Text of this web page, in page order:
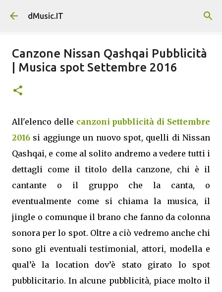
Passa ai contenuti principali
dMusic.IT
Canzone Nissan Qashqai Pubblicità
| Musica spot Settembre 2016
All'elenco delle canzoni pubblicità di Settembre
2016 si aggiunge un nuovo spot, quelli di Nissan
Qashqai, e come al solito andremo a vedere tutti i
dettagli come il titolo della canzone, chi è il
cantante o il gruppo che la canta, o
eventualmente come si chiama la musica, il
jingle o comunque il brano che fanno da colonna
sonora per lo spot. Oltre a ciò vedremo anche chi
sono gli eventuali testimonial, attori, modella e
qual’è la location dov’è stato girato lo spot
pubblicitario. In alcune pubblicità, piace molto il